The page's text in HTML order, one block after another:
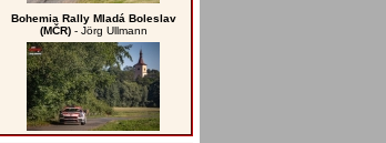
Bohemia Rally Mladá Boleslav
(MČR)- Jörg Ullmann